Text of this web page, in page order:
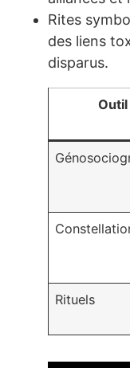
Rites
des liens
disparus.
Outil
Rituels